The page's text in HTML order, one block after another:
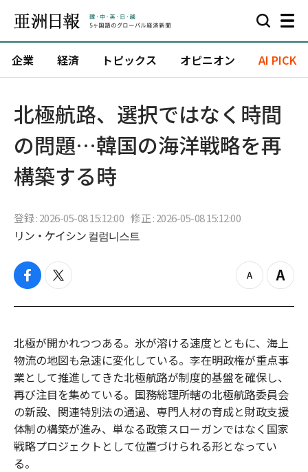
企業 経済 トピックス オピニオン AI PICK
北極航路、選択ではなく時間
の問題…韓国の海洋戦略を再
構築する時
登録 : 2026-05-08 15:12:00 修正 : 2026-05-08 15:12:00
リン・ケイシン 컬럼니스트
f
c
o
o
k
t
i
e
r
z
o
u
t
Z
o
n
北極が開かれつつある。氷が溶ける速度とともに、海上
物流の地図も急速に変化している。李在明政権が重点事
業として推進してきた北極航路が制度的基盤を確保し、
再び注目を集めている。国務総理所轄の北極航路委員会
の新設、関連特別法の通過、専門人材の育成と財政支援
体制の構築が進み、単なる政策スローガンではなく国家
戦略プロジェクトとして位置づけられる形となってい
る。